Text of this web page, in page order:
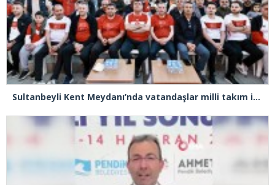
Sultanbeyli Kent Meydanı’nda vatandaşlar milli takım için tek yürek oldu